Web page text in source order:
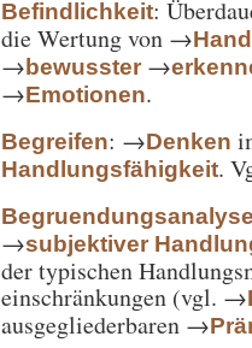
Befindlichkeit:
die Wertung von →
→bewusster →
→Emotionen.
Begreifen: →Denken
Handlungsfähigkeit.
→subjektiver
der typischen
einschränkungen (vgl. →
ausgegliederbaren →